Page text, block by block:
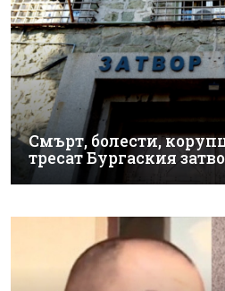
Смърт, болести,
тресат Бургаския